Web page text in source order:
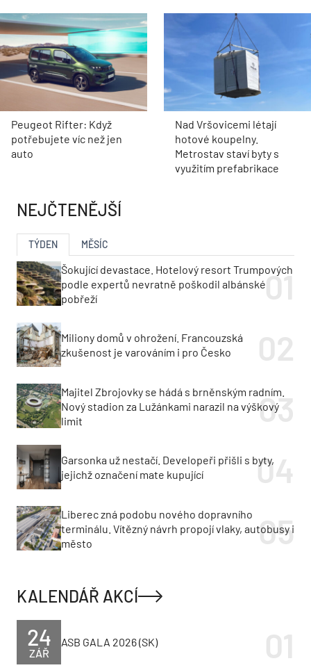
Peugeot Rifter: Když
potřebujete víc než jen
auto
Nad Vršovicemi létají
hotové koupelny.
Metrostav staví byty s
využitím prefabrikace
NEJČTENĚJŠÍ
TÝDEN MĚSÍC
Šokující devastace. Hotelový resort Trumpových
podle expertů nevratně poškodil albánské
pobřeží
Miliony domů v ohrožení. Francouzská
zkušenost je varováním i pro Česko
Majitel Zbrojovky se hádá s brněnským radním.
Nový stadion za Lužánkami narazil na výškový
limit
Garsonka už nestačí. Developeři přišli s byty,
jejichž označení mate kupující
Liberec zná podobu nového dopravního
terminálu. Vítězný návrh propojí vlaky, autobusy i
město
KALENDÁŘ AKCÍ
ZÁŘ
24 ASB GALA 2026 (SK)